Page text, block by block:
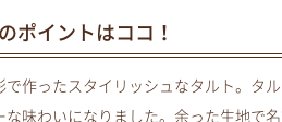
ポイントはココ！
で作ったスタイリッシュなタルト。タ
な味わいになりました。余った生地で